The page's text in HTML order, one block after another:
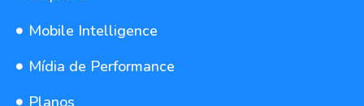
Mobile Intelligence
Mídia de Performance